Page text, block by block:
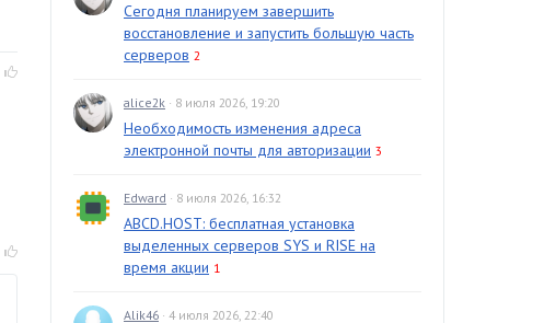
Сегодня планируем завершить
восстановление и запустить большую часть
серверов 2
alice2k · 8 июля 2026, 19:20
Необходимость изменения адреса
электронной почты для авторизации 3
Edward · 8 июля 2026, 16:32
ABCD.HOST: бесплатная установка
выделенных серверов SYS и RISE на
время акции 1
Alik46 · 4 июля 2026, 22:40